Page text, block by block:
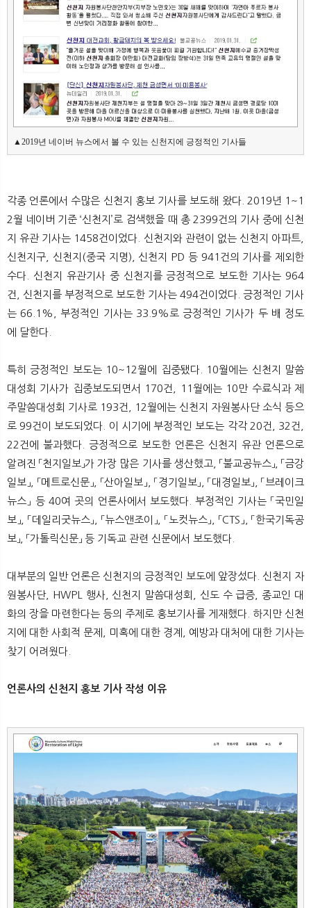
▲2019년 네이버 뉴스에서 볼 수 있는 신천지에 긍정적인 기사들
각종 언론에서 수많은 신천지 홍보 기사를 보도해 왔다. 2019년 1~1
2월 네이버 기준 ‘신천지’로 검색했을 때 총 2399건의 기사 중에 신천
지 유관 기사는 1458건이었다. 신천지와 관련이 없는 신천지 아파트,
신천지구, 신천지(중국 지명), 신천지 PD 등 941건의 기사를 제외한
수다. 신천지 유관기사 중 신천지를 긍정적으로 보도한 기사는 964
건, 신천지를 부정적으로 보도한 기사는 494건이었다. 긍정적인 기사
는 66.1%, 부정적인 기사는 33.9%로 긍정적인 기사가 두 배 정도
에 달한다.
특히 긍정적인 보도는 10~12월에 집중됐다. 10월에는 신천지 말씀
대성회 기사가 집중보도되면서 170건, 11월에는 10만 수료식과 제
주말씀대성회 기사로 193건, 12월에는 신천지 자원봉사단 소식 등으
로 99건이 보도되었다. 이 시기에 부정적인 보도는 각각 20건, 32건,
22건에 불과했다. 긍정적으로 보도한 언론은 신천지 유관 언론으로
알려진 「천지일보」가 가장 많은 기사를 생산했고, 「불교공뉴스」, 「금강
일보」, 「메트로신문」, 「산아일보」, 「경기일보」, 「대경일보」, 「브레이크
뉴스」 등 40여 곳의 언론사에서 보도했다. 부정적인 기사는 「국민일
보」, 「데일리굿뉴스」, 「뉴스앤조이」, 「노컷뉴스」, 「CTS」, 「한국기독공
보」, 「가톨릭신문」 등 기독교 관련 신문에서 보도했다.
대부분의 일반 언론은 신천지의 긍정적인 보도에 앞장섰다. 신천지 자
원봉사단, HWPL 행사, 신천지 말씀대성회, 신도 수 급증, 종교인 대
화의 장을 마련한다는 등의 주제로 홍보기사를 게재했다. 하지만 신천
지에 대한 사회적 문제, 미혹에 대한 경계, 예방과 대처에 대한 기사는
찾기 어려웠다.
언론사의 신천지 홍보 기사 작성 이유